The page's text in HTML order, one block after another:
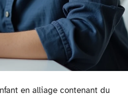
en alliage contenant du